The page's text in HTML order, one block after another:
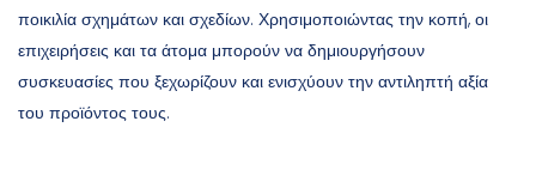
ποικιλία σχημάτων και σχεδίων. Χρησιμοποιώντας την κοπή, οι
επιχειρήσεις και τα άτομα μπορούν να δημιουργήσουν
συσκευασίες που ξεχωρίζουν και ενισχύουν την αντιληπτή αξία
του προϊόντος τους.